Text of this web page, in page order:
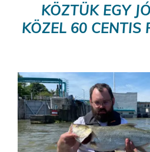
KÖZTÜK EGY
KÖZEL 60 CENTIS